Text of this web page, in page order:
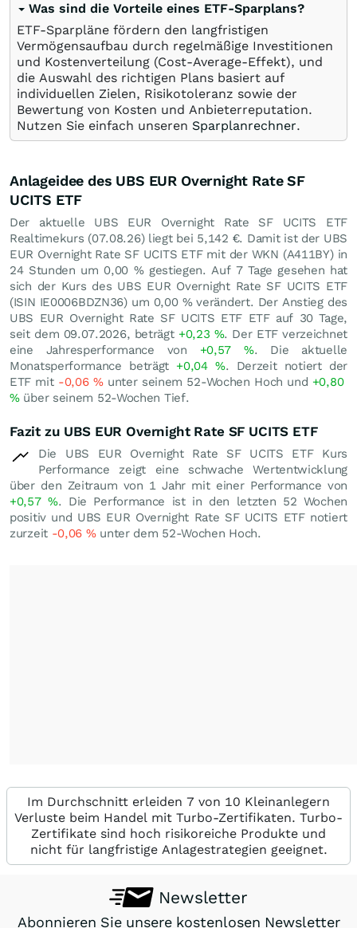
Was sind die Vorteile eines ETF-Sparplans?
ETF-Sparpläne fördern den langfristigen
Vermögensaufbau durch regelmäßige Investitionen
und Kostenverteilung (Cost-Average-Effekt), und
die Auswahl des richtigen Plans basiert auf
individuellen Zielen, Risikotoleranz sowie der
Bewertung von Kosten und Anbieterreputation.
Nutzen Sie einfach unseren Sparplanrechner.
Anlageidee des UBS EUR Overnight Rate SF
UCITS ETF
Der aktuelle UBS EUR Overnight Rate SF UCITS ETF
Realtimekurs (07.08.26) liegt bei 5,142 €. Damit ist der UBS
EUR Overnight Rate SF UCITS ETF mit der WKN (A411BY) in
24 Stunden um 0,00 %gestiegen. Auf 7 Tage gesehen hat
sich der Kurs des UBS EUR Overnight Rate SF UCITS ETF
(ISIN IE0006BDZN36) um 0,00 %verändert. Der Anstieg des
UBS EUR Overnight Rate SF UCITS ETF ETF auf 30 Tage,
seit dem 09.07.2026, beträgt +0,23 %. Der ETF verzeichnet
eine Jahresperformance von +0,57%. Die aktuelle
Monatsperformance beträgt +0,04 %. Derzeit notiert der
ETF mit -0,06 %unter seinem 52-Wochen Hoch und +0,80
%über seinem 52-Wochen Tief.
Fazit zu UBS EUR Overnight Rate SF UCITS ETF
Die UBS EUR Overnight Rate SF UCITS ETF Kurs
Performance zeigt eine schwache Wertentwicklung
über den Zeitraum von 1 Jahr mit einer Performance von
+0,57 %. Die Performance ist in den letzten 52 Wochen
positiv und UBS EUR Overnight Rate SF UCITS ETF notiert
zurzeit -0,06 %unter dem 52-Wochen Hoch.
Im Durchschnitt erleiden 7 von 10 Kleinanlegern
Verluste beim Handel mit Turbo-Zertifikaten. Turbo-
Zertifikate sind hoch risikoreiche Produkte und
nicht für langfristige Anlagestrategien geeignet.
Newsletter
Abonnieren Sie unsere kostenlosen Newsletter